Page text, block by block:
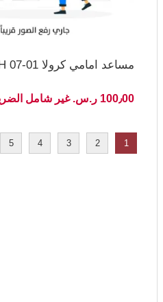
مساعد امامي كرولا 01-07 LH ياباني
100٫00 ر.س.‏ غير شامل الضريبة
1
2
3
4
5